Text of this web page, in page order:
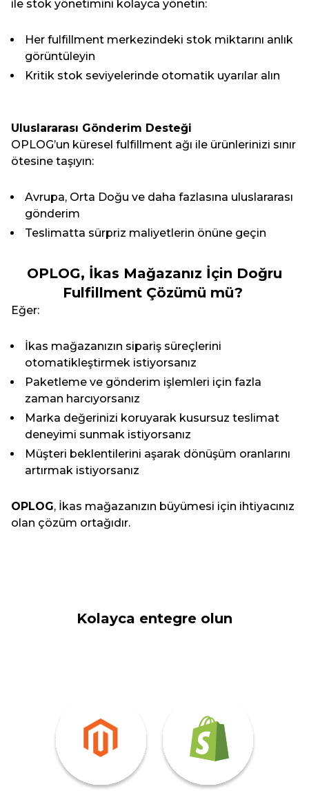
ile stok yönetimini kolayca yönetin:
Her fulfillment merkezindeki stok miktarını anlık
görüntüleyin
Kritik stok seviyelerinde otomatik uyarılar alın
Uluslararası Gönderim Desteği
OPLOG’un küresel fulfillment ağı ile ürünlerinizi sınır
ötesine taşıyın:
Avrupa, Orta Doğu ve daha fazlasına uluslararası
gönderim
Teslimatta sürpriz maliyetlerin önüne geçin
OPLOG, İkas Mağazanız İçin Doğru
Fulfillment Çözümü mü?
Eğer:
İkas mağazanızın sipariş süreçlerini
otomatikleştirmek istiyorsanız
Paketleme ve gönderim işlemleri için fazla
zaman harcıyorsanız
Marka değerinizi koruyarak kusursuz teslimat
deneyimi sunmak istiyorsanız
Müşteri beklentilerini aşarak dönüşüm oranlarını
artırmak istiyorsanız
OPLOG, İkas mağazanızın büyümesi için ihtiyacınız
olan çözüm ortağıdır.
Kolayca entegre olun